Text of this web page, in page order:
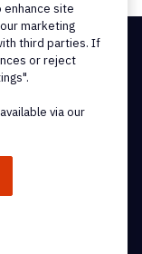
reserved.
Nitro PDF Pro, Nitro
in the United
site
marketing
third parties. If
or reject
via our